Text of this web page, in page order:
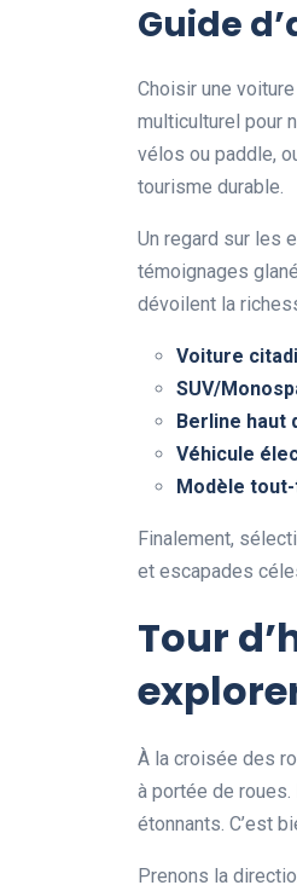
Guide
Choisir une
multiculturel pour
vélos ou paddle,
tourisme durable.
Un regard sur les
témoignages
dévoilent la
Voiture
SUV/
Berline haut
Véhicule
Modèle
Finalement,
et escapades
Tour
À la croisée des
à portée de
étonnants. C’est
Prenons la